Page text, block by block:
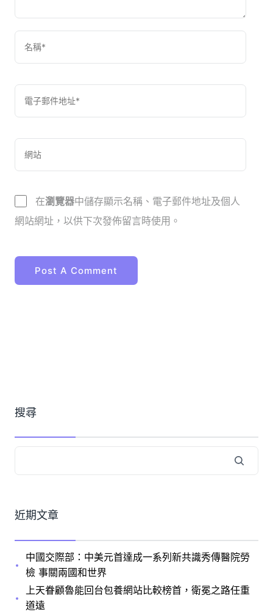
在瀏覽器中儲存顯示名稱、電子郵件地址及個人
網站網址，以供下次發佈留言時使用。
搜尋
近期文章
中國交際部：中美元首達成一系列新共識秀傳醫院勞
檢 事關兩國和世界
上天眷顧魯能回台包養網站比較榜首，衛冕之路任重
道遠